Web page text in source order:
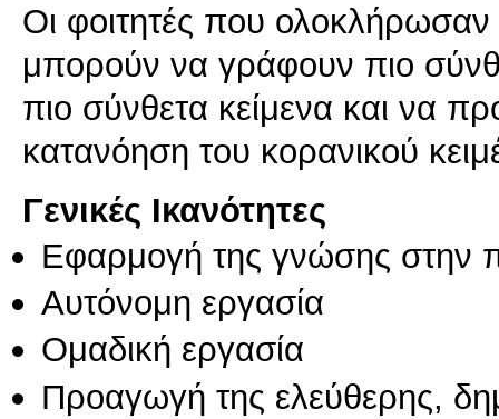
Οι φοιτητές που
μπορούν να γράφουν πιο
πιο σύνθετα κείμενα και να
Γενικές Ικανότητες
Εφαρμογή της γνώσης στην
Αυτόνομη εργασία
Ομαδική εργασία
Προαγωγή της ελεύθερης,